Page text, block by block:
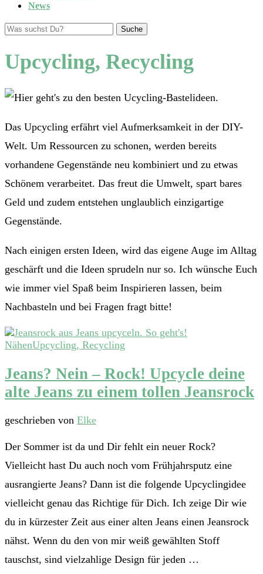
News
Suche
Upcycling, Recycling
Das Upcycling erfährt viel Aufmerksamkeit in der DIY-
Welt. Um Ressourcen zu schonen, werden bereits
vorhandene Gegenstände neu kombiniert und zu etwas
Schönem verarbeitet. Das freut die Umwelt, spart bares
Geld und zudem entstehen unglaublich einzigartige
Gegenstände.
Nach einigen ersten Ideen, wird das eigene Auge im Alltag
geschärft und die Ideen sprudeln nur so. Ich wünsche Euch
wie immer viel Spaß beim Inspirieren lassen, beim
Nachbasteln und bei Fragen fragt bitte!
NähenUpcycling, Recycling
Jeans? Nein – Rock! Upcycle deine
alte Jeans zu einem tollen Jeansrock
geschrieben von Elke
Der Sommer ist da und Dir fehlt ein neuer Rock?
Vielleicht hast Du auch noch vom Frühjahrsputz eine
ausrangierte Jeans? Dann ist die folgende Upcyclingidee
vielleicht genau das Richtige für Dich. Ich zeige Dir wie
du in kürzester Zeit aus einer alten Jeans einen Jeansrock
nähst. Wenn du den von mir weiß gewählten Stoff
tauschst, sind vielzahlige Design für jeden …